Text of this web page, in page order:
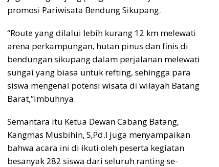
promosi Pariwisata Bendung Sikupang.
“Route yang dilalui lebih kurang 12 km melewati
arena perkampungan, hutan pinus dan finis di
bendungan sikupang dalam perjalanan melewati
sungai yang biasa untuk refting, sehingga para
siswa mengenal potensi wisata di wilayah Batang
Barat,”imbuhnya.
Semantara itu Ketua Dewan Cabang Batang,
Kangmas Musbihin, S,Pd.I juga menyampaikan
bahwa acara ini di ikuti oleh peserta kegiatan
besanyak 282 siswa dari seluruh ranting se-